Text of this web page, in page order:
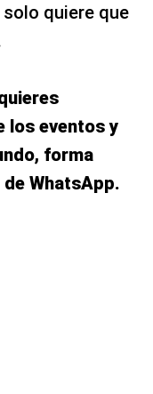
quiere que
los eventos y
forma
WhatsApp.